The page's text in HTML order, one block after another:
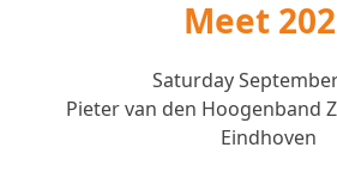
Meet
Saturday
Pieter van den Hoogenband
Eindhoven